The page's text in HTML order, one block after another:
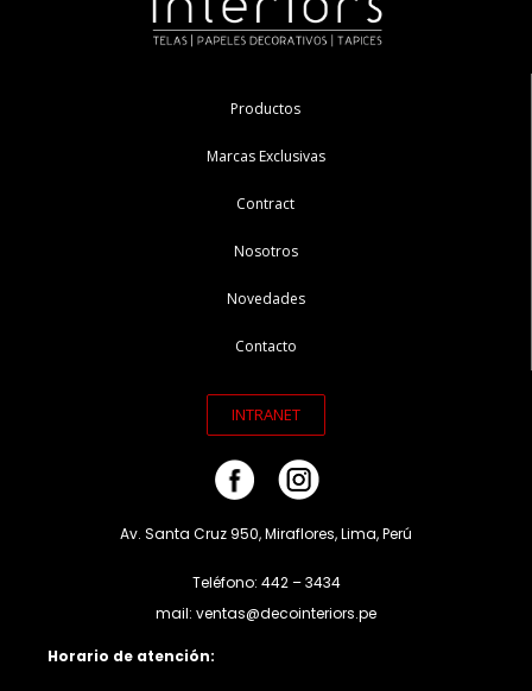
Productos
Marcas Exclusivas
Contract
Nosotros
Novedades
Contacto
INTRANET
Av. Santa Cruz 950, Miraflores, Lima, Perú
Teléfono: 442 – 3434
mail: ventas@decointeriors.pe
Horario de atención: